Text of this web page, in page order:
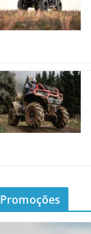
Promoções